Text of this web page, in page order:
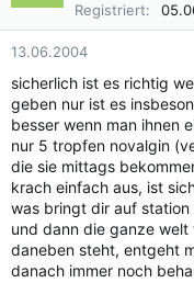
Registriert
13.06.2004
sicherlich ist es richtig
geben nur ist es
besser wenn man ihnen
nur 5 tropfen novalgin
die sie mittags
krach einfach aus, ist
was bringt dir auf
und dann die ganze
daneben steht, entgeht
danach immer noch